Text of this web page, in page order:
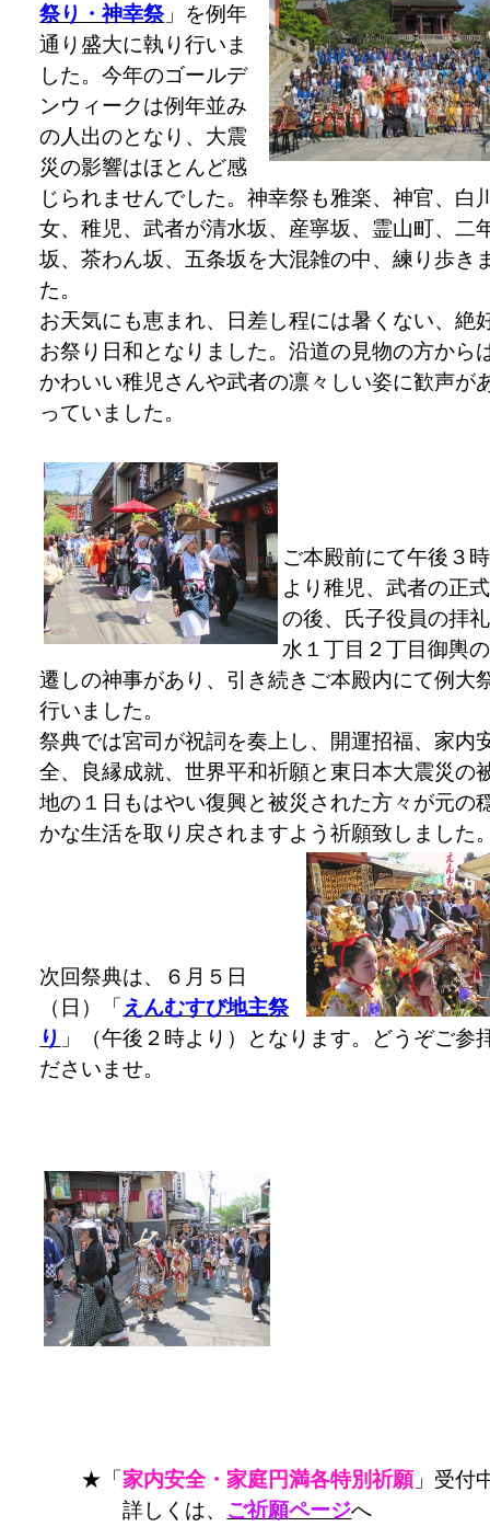
祭り・神幸祭」を例年
通り盛大に執り行いま
した。今年のゴールデ
ンウィークは例年並み
の人出のとなり、大震
災の影響はほとんど感
じられませんでした。神幸祭も雅楽、神官、白
女、稚児、武者が清水坂、産寧坂、霊山町、二
坂、茶わん坂、五条坂を大混雑の中、練り歩き
た。
お天気にも恵まれ、日差し程には暑くない、絶
お祭り日和となりました。沿道の見物の方から
かわいい稚児さんや武者の凛々しい姿に歓声が
っていました。
ご本殿前にて午後３
より稚児、武者の正
の後、氏子役員の拝
水１丁目２丁目御輿
遷しの神事があり、引き続きご本殿内にて例大
行いました。
祭典では宮司が祝詞を奏上し、開運招福、家内
全、良縁成就、世界平和祈願と東日本大震災の
地の１日もはやい復興と被災された方々が元の
かな生活を取り戻されますよう祈願致しました
次回祭典は、６月５日
（日）「 えんむすび地主祭
り 」（午後２時より）となります。どうぞご参
ださいませ。
★「家内安全・家庭円満各特別祈願」受付
詳しくは、 ご祈願ページへ